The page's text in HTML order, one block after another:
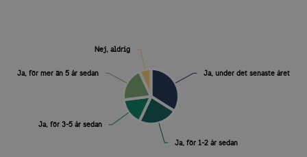
Ja, under det senaste året
Ja, under det senaste året
Ja, för 1-2 år sedan
Ja, för 1-2 år sedan
Ja, för 3-5 år sedan
Ja, för 3-5 år sedan
Ja, för mer än 5 år sedan
Ja, för mer än 5 år sedan
Nej, aldrig
Nej, aldrig